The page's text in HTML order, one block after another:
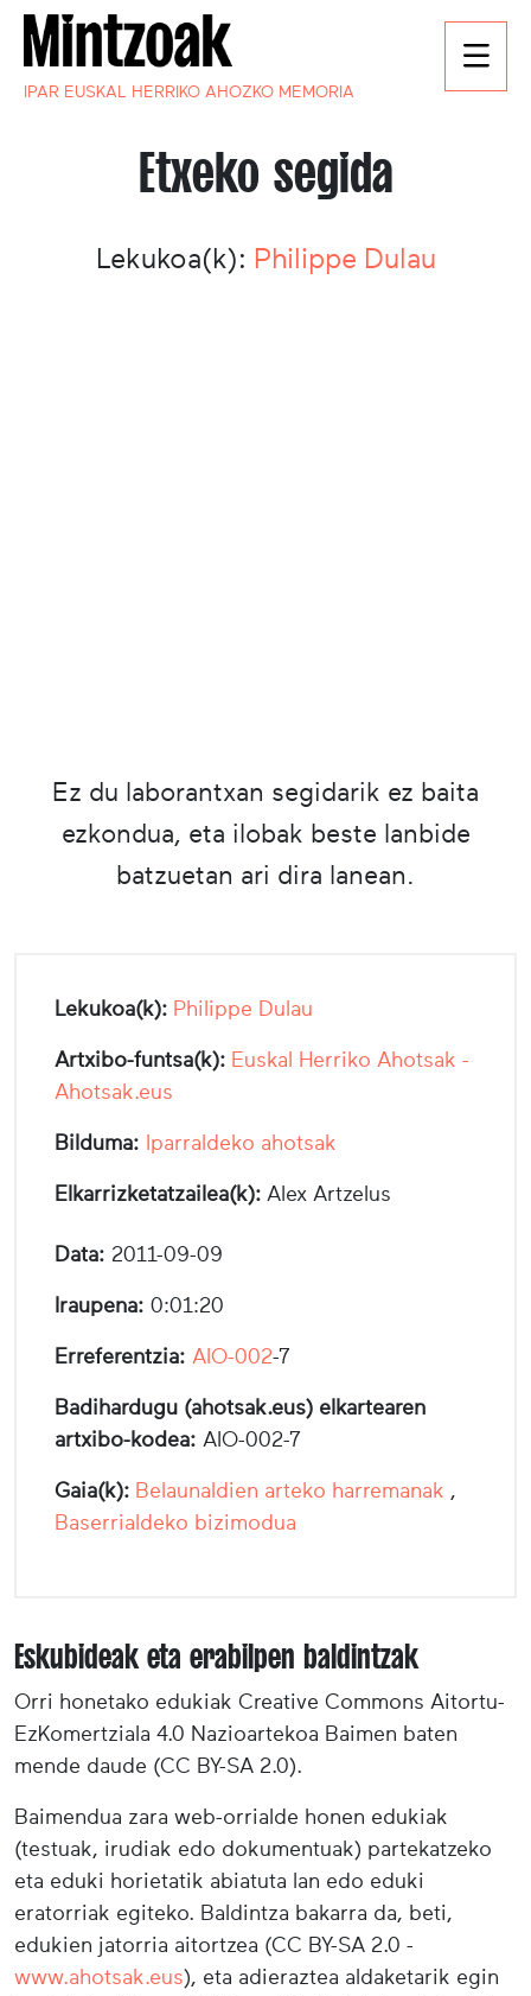
IPAR EUSKAL HERRIKO AHOZKO MEMORIA
Etxeko segida
Lekukoa(k): Philippe Dulau
Ez du laborantxan segidarik ez baita
ezkondua, eta ilobak beste lanbide
batzuetan ari dira lanean.
Lekukoa(k): Philippe Dulau
Artxibo-funtsa(k): Euskal Herriko Ahotsak -
Ahotsak.eus
Bilduma: Iparraldeko ahotsak
Elkarrizketatzailea(k): Alex Artzelus
Data: 2011-09-09
Iraupena: 0:01:20
Erreferentzia: AIO-002-7
Badihardugu (ahotsak.eus) elkartearen
artxibo-kodea: AIO-002-7
Gaia(k): Belaunaldien arteko harremanak ,
Baserrialdeko bizimodua
Eskubideak eta erabilpen baldintzak
Orri honetako edukiak Creative Commons Aitortu-
EzKomertziala 4.0 Nazioartekoa Baimen baten
mende daude (CC BY-SA 2.0).
Baimendua zara web-orrialde honen edukiak
(testuak, irudiak edo dokumentuak) partekatzeko
eta eduki horietatik abiatuta lan edo eduki
eratorriak egiteko. Baldintza bakarra da, beti,
edukien jatorria aitortzea (CC BY-SA 2.0 -
www.ahotsak.eus), eta adieraztea aldaketarik egin